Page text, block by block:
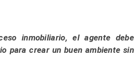
inmobiliario, el agente debe
para crear un buen ambiente sin